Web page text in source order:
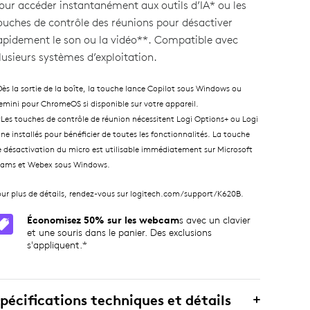
accéder instantanément aux outils d’IA* ou les
de contrôle des réunions pour désactiver
le son ou la vidéo**. Compatible avec
systèmes d’exploitation.
la sortie de la boîte, la touche lance Copilot sous Windows ou
pour ChromeOS si disponible sur votre appareil.
touches de contrôle de réunion nécessitent Logi Options+ ou Logi
installés pour bénéficier de toutes les fonctionnalités. La touche
désactivation du micro est utilisable immédiatement sur Microsoft
et Webex sous Windows.
plus de détails, rendez-vous sur logitech.com/support/K620B.
Économisez 50% sur les webcams avec un clavier
et une souris dans le panier. Des exclusions
s'appliquent.*
techniques et détails